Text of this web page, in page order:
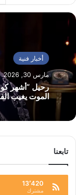
أخبار فنية
مارس 30, 2026
رحيل “أشهر
الموت يغيب
تابعنا
13٬420
مشترك